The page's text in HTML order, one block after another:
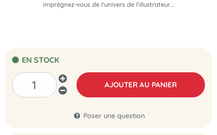
imprégnez-vous de l'univers de l'illustrateur...
EN STOCK
AJOUTER AU PANIER
Poser une question